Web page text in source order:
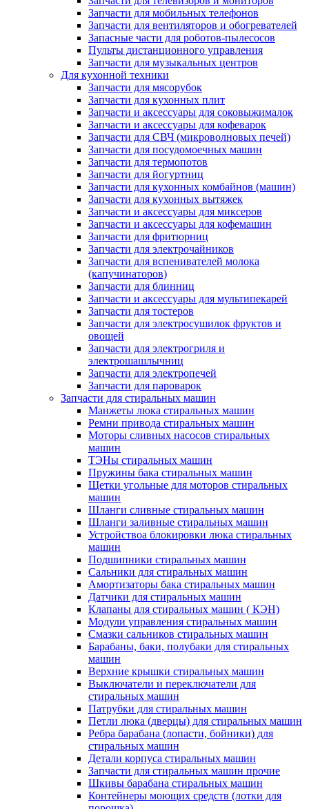
Запчасти для мобильных телефонов
Запчасти для вентиляторов и обогревателей
Запасные части для роботов-пылесосов
Пульты дистанционного управления
Запчасти для музыкальных центров
Для кухонной техники
Запчасти для мясорубок
Запчасти для кухонных плит
Запчасти и аксессуары для соковыжималок
Запчасти и аксессуары для кофеварок
Запчасти для СВЧ (микроволновых печей)
Запчасти для посудомоечных машин
Запчасти для термопотов
Запчасти для йогуртниц
Запчасти для кухонных комбайнов (машин)
Запчасти для кухонных вытяжек
Запчасти и аксессуары для миксеров
Запчасти и аксессуары для кофемашин
Запчасти для фритюрниц
Запчасти для электрочайников
Запчасти для вспенивателей молока
(капучинаторов)
Запчасти для блинниц
Запчасти и аксессуары для мультипекарей
Запчасти для тостеров
Запчасти для электросушилок фруктов и
овощей
Запчасти для электрогриля и
электрошашлычниц
Запчасти для электропечей
Запчасти для пароварок
Запчасти для стиральных машин
Манжеты люка стиральных машин
Ремни привода стиральных машин
Моторы сливных насосов стиральных
машин
ТЭНы стиральных машин
Пружины бака стиральных машин
Щетки угольные для моторов стиральных
машин
Шланги сливные стиральных машин
Шланги заливные стиральных машин
Устройствоа блокировки люка стиральных
машин
Подшипники стиральных машин
Сальники для стиральных машин
Амортизаторы бака стиральных машин
Датчики для стиральных машин
Клапаны для стиральных машин ( КЭН)
Модули управления стиральных машин
Смазки сальников стиральных машин
Барабаны, баки, полубаки для стиральных
машин
Верхние крышки стиральных машин
Выключатели и переключатели для
стиральных машин
Патрубки для стиральных машин
Петли люка (дверцы) для стиральных машин
Ребра барабана (лопасти, бойники) для
стиральных машин
Детали корпуса стиральных машин
Запчасти для стиральных машин прочие
Шкивы барабана стиральных машин
Контейнеры моющих средств (лотки для